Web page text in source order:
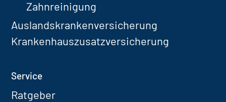
Zahnreinigung
Auslandskrankenversicherung
Krankenhauszusatzversicherung
Service
Ratgeber